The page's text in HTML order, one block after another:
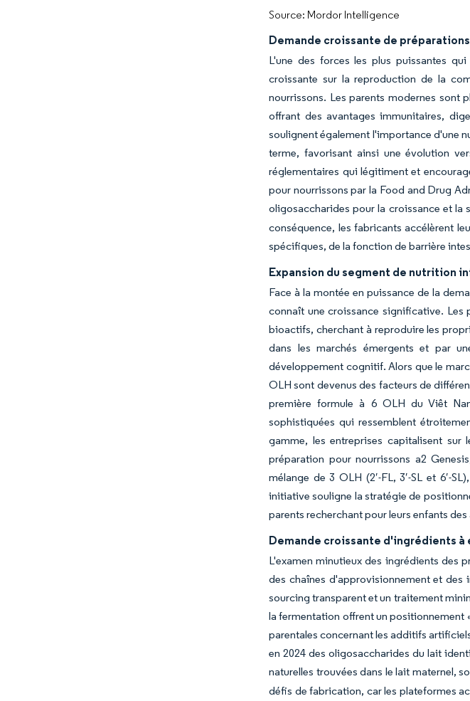
Source: Mordor Intelligence
Demande croissante de
L'une des forces les plus puissantes
croissante sur la reproduction de la
nourrissons. Les parents modernes sont
offrant des avantages immunitaires,
soulignent également l'importance d'une
terme, favorisant ainsi une évolution
réglementaires qui légitiment et
pour nourrissons par la Food and Drug
oligosaccharides pour la croissance et la
conséquence, les fabricants accélèrent
spécifiques, de la fonction de barrière
Expansion du segment de nutrition
Face à la montée en puissance de la
connaît une croissance significative. Les
bioactifs, cherchant à reproduire les
dans les marchés émergents et par
développement cognitif. Alors que le
OLH sont devenus des facteurs de
première formule à 6 OLH du Viêt
sophistiquées qui ressemblent
gamme, les entreprises capitalisent
préparation pour nourrissons a2
mélange de 3 OLH (2′-FL, 3′-SL et 6′-
initiative souligne la stratégie de
parents recherchant pour leurs enfants
Demande croissante d'ingrédients
L'examen minutieux des ingrédients des
des chaînes d'approvisionnement et
sourcing transparent et un traitement
la fermentation offrent un positionnement
parentales concernant les additifs
en 2024 des oligosaccharides du lait
naturelles trouvées dans le lait maternel,
défis de fabrication, car les plateformes